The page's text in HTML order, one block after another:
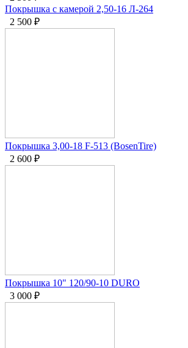
Покрышка с камерой 2,50-16 Л-264
2 500 ₽
Покрышка 3,00-18 F-513 (BosenTire)
2 600 ₽
Покрышка 10" 120/90-10 DURO
3 000 ₽